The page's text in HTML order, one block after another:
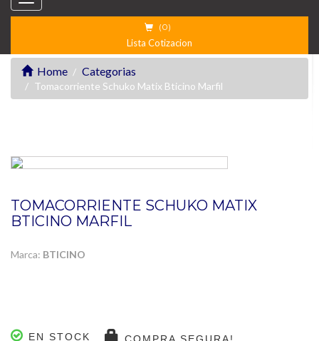
(0)
Lista Cotizacion
Home Categorias
Tomacorriente Schuko Matix Bticino Marfil
TOMACORRIENTE SCHUKO MATIX
BTICINO MARFIL
Marca: BTICINO
EN STOCK